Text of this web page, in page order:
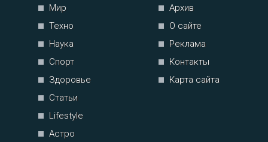
Мир
Техно
Наука
Спорт
Здоровье
Статьи
Lifestyle
Астро
Архив
О сайте
Реклама
Контакты
Карта сайта